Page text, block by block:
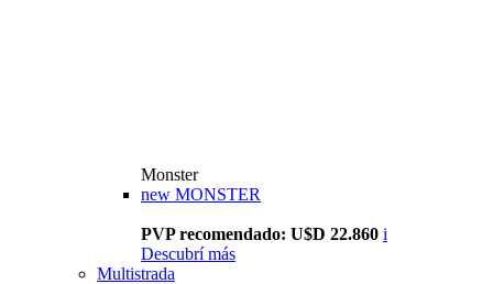
Monster
new MONSTER
PVP recomendado: U$D 22.860 i
Descubrí más
Multistrada